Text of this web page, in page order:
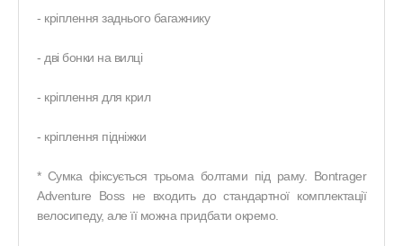
- кріплення заднього багажнику
- дві бонки на вилці
- кріплення для крил
- кріплення підніжки
* Сумка фіксується трьома болтами під раму. Bontrager
Adventure Boss не входить до стандартної комплектації
велосипеду, але її можна придбати окремо.